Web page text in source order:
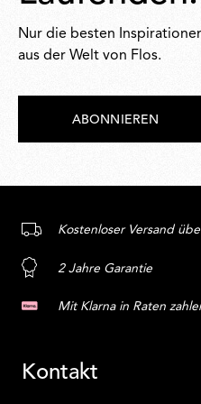
Nur die besten
aus der Welt von Flos.
ABONNIEREN
Kostenloser Versand
2 Jahre Garantie
Mit Klarna in Raten
Kontakt